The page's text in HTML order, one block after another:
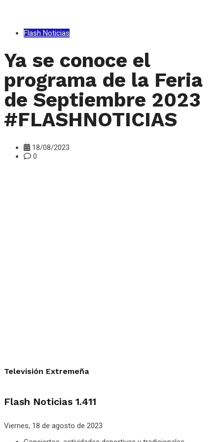
Flash Noticias
Ya se conoce el
programa de la Feria
de Septiembre 2023
#FLASHNOTICIAS
18/08/2023
0
Televisión Extremeña
Flash Noticias 1.411
Viernes, 18 de agosto de 2023